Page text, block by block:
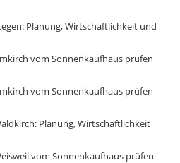
Planung, Wirtschaftlichkeit und
vom Sonnenkaufhaus prüfen
vom Sonnenkaufhaus prüfen
Planung, Wirtschaftlichkeit
vom Sonnenkaufhaus prüfen